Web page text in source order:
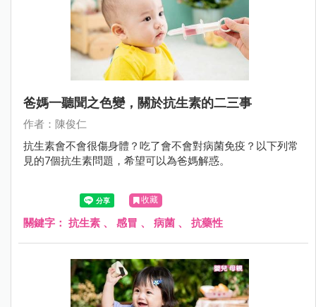
爸媽一聽聞之色變，關於抗生素的二三事
作者：陳俊仁
抗生素會不會很傷身體？吃了會不會對病菌免疫？以下列常
見的7個抗生素問題，希望可以為爸媽解惑。
收藏
關鍵字： 抗生素 、 感冒 、 病菌 、 抗藥性